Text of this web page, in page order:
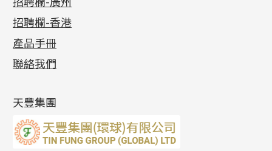
十字車花鏈系列
十字閃O鏈系列
十字錘打鏈系列
側身車花鏈系列
側身鏈系列
雙十字鏈系列
水波鏈系列
蛇骨鏈系列
鏈尾系列
螺絲迫系列
梅花迫系列
平臺迫系列
綫拍系列
美拍系列
耳環扣系列
耳綫/耳鈎系列
耳環爪頭
耳環
動感車花吊墜
調節珠系列
生圈扣系列
龍蝦扣系列
鴨俐制系列
字母吊墜
相盒吊墜
項鏈吊墜
生肖吊墜
其他類配件
珠盤系列
袖口鈕系列
焊片及鐳射綫
空心車花管
珠類配件
無孔光身珠
空心光身珠
無孔批花珠
六爪頭系列
車花片
動感車花片
鑲口戒指
鑲口手鏈系列
手镯系列
戒指系列
空心耳環
空心车花管首饰链
空心手鐲系列
貴金屬原料
千足金
記憶金屬系列
記憶戒指
拉簧珠珠手鏈
記憶鈦手鐲
各項證書(2)
相片集(9)
展覽會資訊
最新產品資訊
招聘欄-香港
產品手冊
聯絡我們
天豐集團